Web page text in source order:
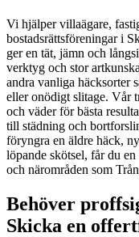
Vi hjälper villaägare,
bostadsrättsföreningar i
ger en tät, jämn och
verktyg och stor
andra vanliga häcksorter
eller onödigt slitage. Vår
och väder för bästa
till städning och
föryngra en äldre häck,
löpande skötsel, får du
och närområden som
Behöver
Skicka en